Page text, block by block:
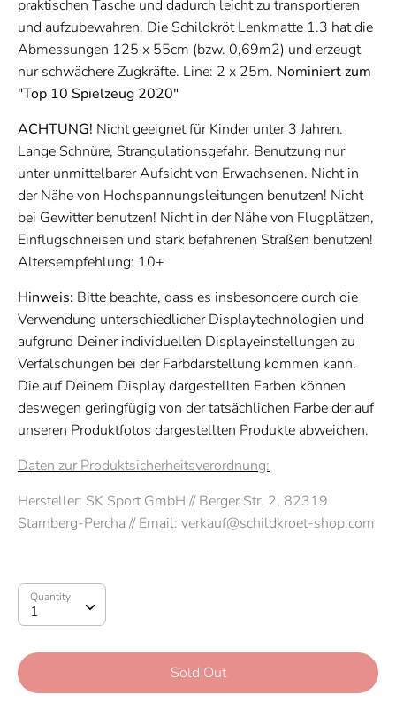
praktischen Tasche und dadurch leicht zu transportieren
und aufzubewahren. Die Schildkröt Lenkmatte 1.3 hat die
Abmessungen 125 x 55cm (bzw. 0,69m2) und erzeugt
nur schwächere Zugkräfte. Line: 2 x 25m. Nominiert zum
"Top 10 Spielzeug 2020"
ACHTUNG! Nicht geeignet für Kinder unter 3 Jahren.
Lange Schnüre, Strangulationsgefahr. Benutzung nur
unter unmittelbarer Aufsicht von Erwachsenen. Nicht in
der Nähe von Hochspannungsleitungen benutzen! Nicht
bei Gewitter benutzen! Nicht in der Nähe von Flugplätzen,
Einflugschneisen und stark befahrenen Straßen benutzen!
Altersempfehlung: 10+
Hinweis: Bitte beachte, dass es insbesondere durch die
Verwendung unterschiedlicher Displaytechnologien und
aufgrund Deiner individuellen Displayeinstellungen zu
Verfälschungen bei der Farbdarstellung kommen kann.
Die auf Deinem Display dargestellten Farben können
deswegen geringfügig von der tatsächlichen Farbe der auf
unseren Produktfotos dargestellten Produkte abweichen.
Daten zur Produktsicherheitsverordnung:
Hersteller: SK Sport GmbH //Berger Str. 2, 82319
Starnberg-Percha // Email: verkauf@schildkroet-shop.com
Quantity
1
Quantity
Sold Out